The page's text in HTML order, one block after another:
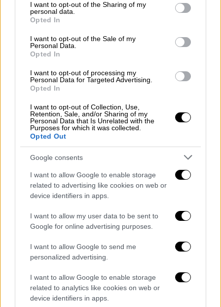
not limited to your visit or usage behaviour. You may click to
grant or deny consent to Google and its third-party tags to
use your data for below specified purposes in below Google
consent section.
I want to opt-out of the Sharing of my
personal data.
Opted In
I want to opt-out of the Sale of my
Personal Data.
Opted In
I want to opt-out of processing my
Personal Data for Targeted Advertising.
Opted In
I want to opt-out of Collection, Use,
Retention, Sale, and/or Sharing of my
Personal Data that Is Unrelated with the
Purposes for which it was collected.
Opted Out
Google consents
I want to allow Google to enable storage
related to advertising like cookies on web or
device identifiers in apps.
I want to allow my user data to be sent to
Google for online advertising purposes.
I want to allow Google to send me
personalized advertising.
I want to allow Google to enable storage
related to analytics like cookies on web or
device identifiers in apps.
«Γι’ αυτό και δεν έχω τίποτα να φοβηθώ και
τίποτα να κρύψω» δηλώνει η η βουλευτής
της Νέας Δημοκρατίας
Πολιτική|04.04.2026 21:12
πρώην πρόεδρο του ΟΠΕΚΕΠΕ - «Μη
γίνει καμία στραβή, να μην του
συμπεριφερθούμε άσχημα»
Στις συνομιλίες από το 2021, η πρώην
υφυπουργός φέρεται να ζητά από τον πρώην